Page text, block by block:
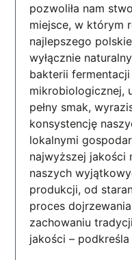
pozwoliła nam
miejsce, w którym
najlepszego
wyłącznie
bakterii
mikrobiologicznej,
pełny smak,
konsystencję
lokalnymi
najwyższej jakości
naszych
produkcji, od
proces
zachowaniu
jakości –